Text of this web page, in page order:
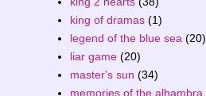
king of dramas (1)
legend of the blue sea (20)
liar game (20)
master's sun (34)
memories of the alhambra